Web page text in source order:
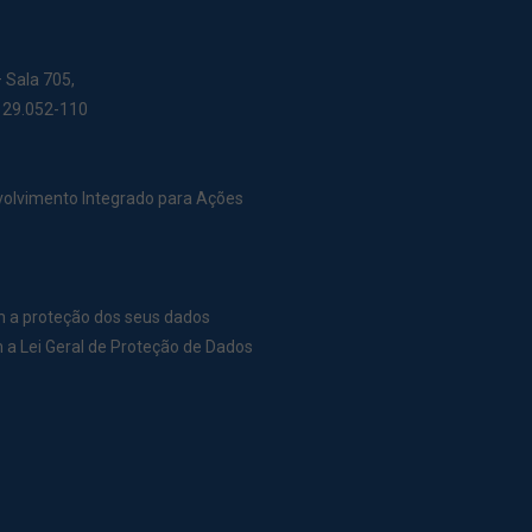
Sala 705,
110
Integrado para Ações
a proteção dos seus dados
Lei Geral de Proteção de Dados